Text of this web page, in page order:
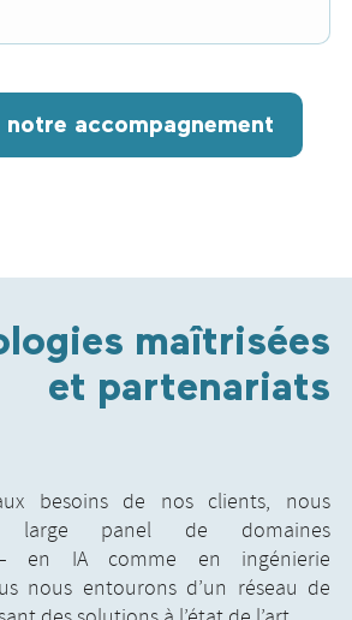
notre accompagnement
maîtrisées
et partenariats
besoins de nos clients, nous
large panel de domaines
– en IA comme en ingénierie
nous entourons d’un réseau de